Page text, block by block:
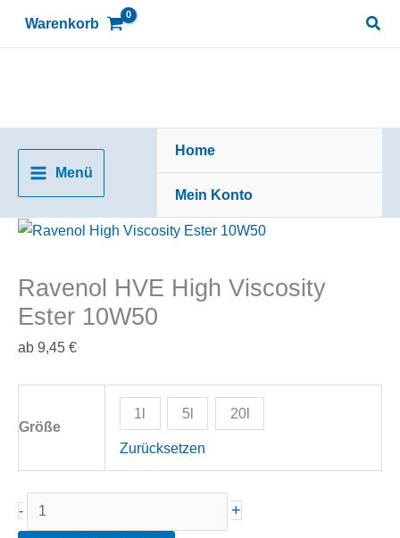
Warenkorb
Menü
Home
Mein Konto
Ravenol HVE High Viscosity
Ester 10W50
ab 9,45 €
Größe
1l 5l 20l
Zurücksetzen
-
Ravenol
HVE
+